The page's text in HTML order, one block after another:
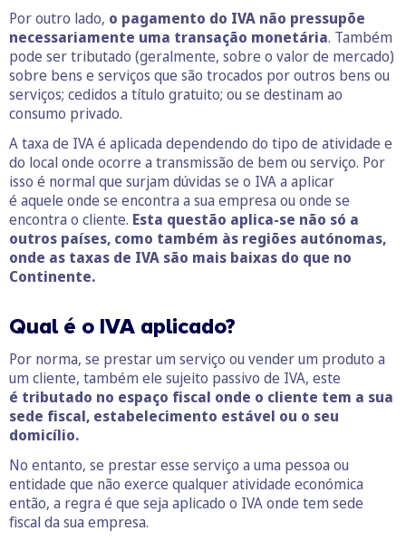
Por outro lado, o pagamento do IVA não pressupõe
necessariamente uma transação monetária. Também
pode ser tributado (geralmente, sobre o valor de mercado)
sobre bens e serviços que são trocados por outros bens ou
serviços; cedidos a título gratuito; ou se destinam ao
consumo privado.
A taxa de IVA é aplicada dependendo do tipo de atividade e
do local onde ocorre a transmissão de bem ou serviço. Por
isso é normal que surjam dúvidas se o IVA a aplicar
é aquele onde se encontra a sua empresa ou onde se
encontra o cliente. Esta questão aplica-se não só a
outros países, como também às regiões autónomas,
onde as taxas de IVA são mais baixas do que no
Continente.
Qual é o IVA aplicado?
Por norma, se prestar um serviço ou vender um produto a
um cliente, também ele sujeito passivo de IVA, este
é tributado no espaço fiscal onde o cliente tem a sua
sede fiscal, estabelecimento estável ou o seu
domicílio.
No entanto, se prestar esse serviço a uma pessoa ou
entidade que não exerce qualquer atividade económica
então, a regra é que seja aplicado o IVA onde tem sede
fiscal da sua empresa.